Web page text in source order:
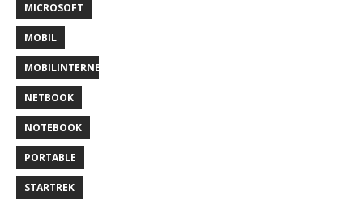
MICROSOFT
MOBIL
MOBILINTERNET
NETBOOK
NOTEBOOK
PORTABLE
STARTREK